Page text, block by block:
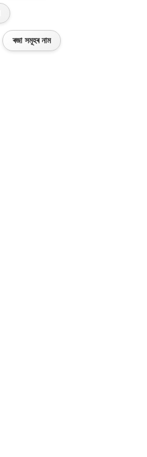
ৰজা সমূহৰ নাম